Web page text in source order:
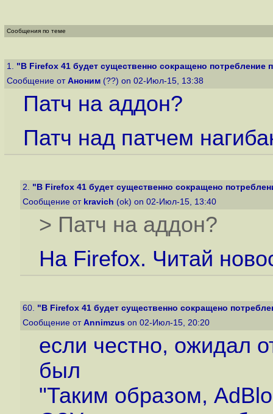
Сообщения по теме
1. "В Firefox 41 будет существенно сокращено потребление
Сообщение от Аноним (??) on 02-Июл-15, 13:38
Патч на аддон?
Патч над патчем
2. "В Firefox 41 будет существенно сокращено
Сообщение от kravich (ok) on 02-Июл-15, 13:40
> Патч на аддон?
На Firefox. Читай
60. "В Firefox 41 будет существенно сокращено
Сообщение от Annimzus on 02-Июл-15, 20:20
если честно, ожидал
был
"Таким образом,